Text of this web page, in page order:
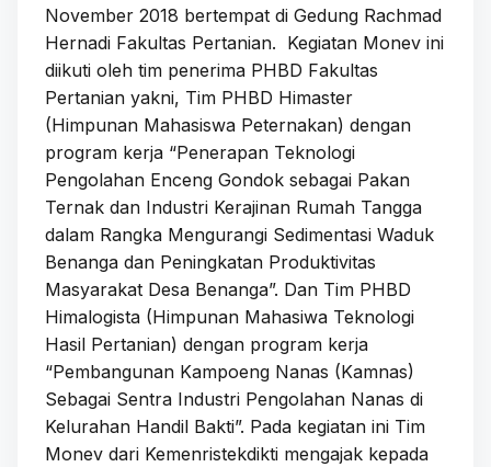
November 2018 bertempat di Gedung Rachmad
Hernadi Fakultas Pertanian. Kegiatan Monev ini
diikuti oleh tim penerima PHBD Fakultas
Pertanian yakni, Tim PHBD Himaster
(Himpunan Mahasiswa Peternakan) dengan
program kerja “Penerapan Teknologi
Pengolahan Enceng Gondok sebagai Pakan
Ternak dan Industri Kerajinan Rumah Tangga
dalam Rangka Mengurangi Sedimentasi Waduk
Benanga dan Peningkatan Produktivitas
Masyarakat Desa Benanga”. Dan Tim PHBD
Himalogista (Himpunan Mahasiwa Teknologi
Hasil Pertanian) dengan program kerja
“Pembangunan Kampoeng Nanas (Kamnas)
Sebagai Sentra Industri Pengolahan Nanas di
Kelurahan Handil Bakti”. Pada kegiatan ini Tim
Monev dari Kemenristekdikti mengajak kepada